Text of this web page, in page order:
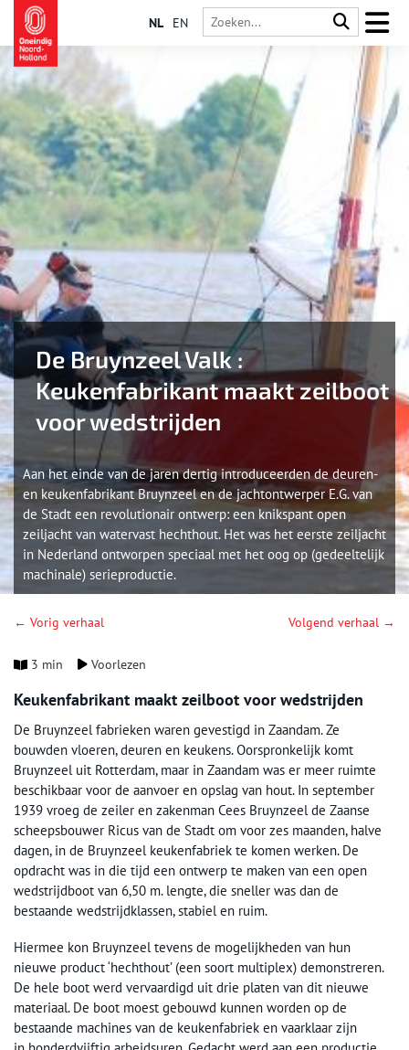
NL EN
De Bruynzeel Valk :
Keukenfabrikant maakt zeilboot
voor wedstrijden
Aan het einde van de jaren dertig introduceerden de deuren-
en keukenfabrikant Bruynzeel en de jachtontwerper E.G. van
de Stadt een revolutionair ontwerp: een knikspant open
zeiljacht van watervast hechthout. Het was het eerste zeiljacht
in Nederland ontworpen speciaal met het oog op (gedeeltelijk
machinale) serieproductie.
← Vorig verhaal Volgend verhaal →
3 min Voorlezen
Keukenfabrikant maakt zeilboot voor wedstrijden
De Bruynzeel fabrieken waren gevestigd in Zaandam. Ze
bouwden vloeren, deuren en keukens. Oorspronkelijk komt
Bruynzeel uit Rotterdam, maar in Zaandam was er meer ruimte
beschikbaar voor de aanvoer en opslag van hout. In september
1939 vroeg de zeiler en zakenman Cees Bruynzeel de Zaanse
scheepsbouwer Ricus van de Stadt om voor zes maanden, halve
dagen, in de Bruynzeel keukenfabriek te komen werken. De
opdracht was in die tijd een ontwerp te maken van een open
wedstrijdboot van 6,50 m. lengte, die sneller was dan de
bestaande wedstrijdklassen, stabiel en ruim.
Hiermee kon Bruynzeel tevens de mogelijkheden van hun
nieuwe product ‘hechthout’ (een soort multiplex) demonstreren.
De hele boot werd vervaardigd uit drie platen van dit nieuwe
materiaal. De boot moest gebouwd kunnen worden op de
bestaande machines van de keukenfabriek en vaarklaar zijn